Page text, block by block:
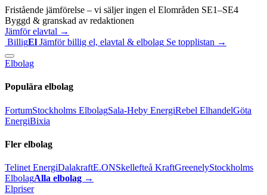
Fristående jämförelse – vi säljer ingen el Elområden SE1–SE4
Byggd & granskad av redaktionen
Jämför elavtal →
BilligEl Jämför billig el, elavtal & elbolag Se topplistan →
Elbolag
Populära elbolag
FortumStockholms ElbolagSala-Heby EnergiRebel ElhandelGöta
EnergiBixia
Fler elbolag
Telinet EnergiDalakraftE.ONSkellefteå KraftGreenelyStockholms
ElbolagAlla elbolag →
Elpriser